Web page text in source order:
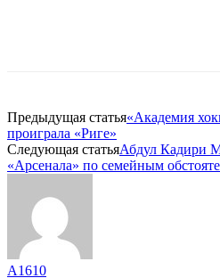
Предыдущая статья«Академия
проиграла «Риге»
Следующая статьяАбдул Кадири
«Арсенала» по семейным
A1610